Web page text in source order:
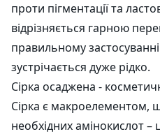
проти пігментації та
відрізняється гарною
правильному
зустрічається дуже рідко.
Сірка осаджена -
Сірка є макроелементом,
необхідних амінокислот –